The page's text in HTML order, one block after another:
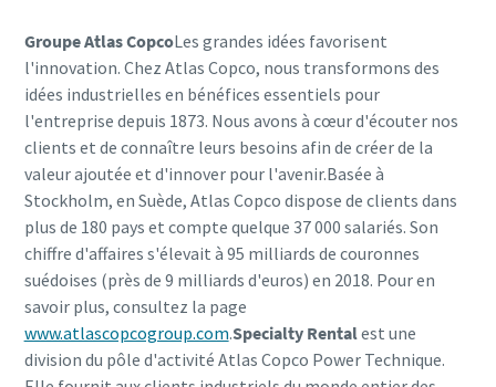
Groupe Atlas CopcoLes grandes idées favorisent
l'innovation. Chez Atlas Copco, nous transformons des
idées industrielles en bénéfices essentiels pour
l'entreprise depuis 1873. Nous avons à cœur d'écouter nos
clients et de connaître leurs besoins afin de créer de la
valeur ajoutée et d'innover pour l'avenir.Basée à
Stockholm, en Suède, Atlas Copco dispose de clients dans
plus de 180 pays et compte quelque 37 000 salariés. Son
chiffre d'affaires s'élevait à 95 milliards de couronnes
suédoises (près de 9 milliards d'euros) en 2018. Pour en
savoir plus, consultez la page
www.atlascopcogroup.com.Specialty Rentalest une
division du pôle d'activité Atlas Copco Power Technique.